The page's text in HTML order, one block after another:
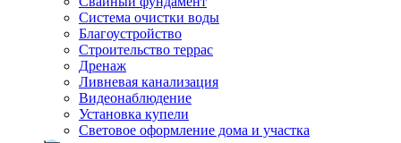
Система очистки воды
Благоустройство
Строительство террас
Дренаж
Ливневая канализация
Видеонаблюдение
Установка купели
Световое оформление дома и участка